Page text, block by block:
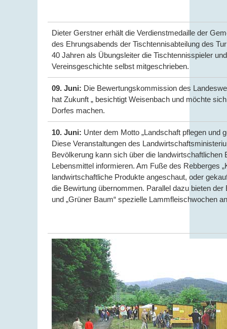
Dieter Gerstner erhält die Verdienstmedaille der
des Ehrungsabends der Tischtennisabteilung des
40 Jahren als Übungsleiter die Tischtennisspieler
Vereinsgeschichte selbst mitgeschrieben.
09. Juni: Die Bewertungskommission des
hat Zukunft „ besichtigt Weisenbach und möchte
Dorfes machen.
10. Juni: Unter dem Motto „Landschaft pflegen und
Diese Veranstaltungen des
Bevölkerung kann sich über die
Lebensmittel informieren. Am Fuße des Rebberges
landwirtschaftliche Produkte angeschaut, oder
die Bewirtung übernommen. Parallel dazu bieten
und „Grüner Baum“ spezielle Lammfleischwochen